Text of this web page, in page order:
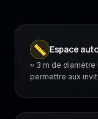
📏 Espace
≈ 3 m de
permettre aux